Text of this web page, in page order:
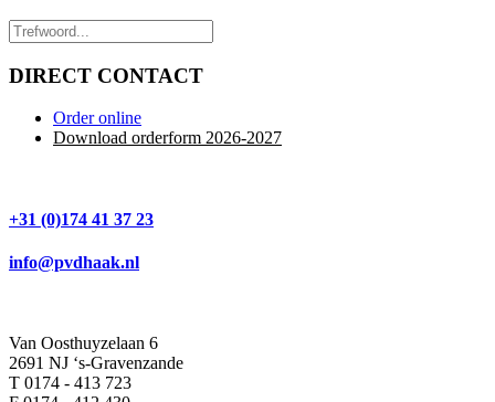
DIRECT CONTACT
Order online
Download orderform 2026-2027
+31 (0)174 41 37 23
info@pvdhaak.nl
Van Oosthuyzelaan 6
2691 NJ ‘s-Gravenzande
T 0174 - 413 723